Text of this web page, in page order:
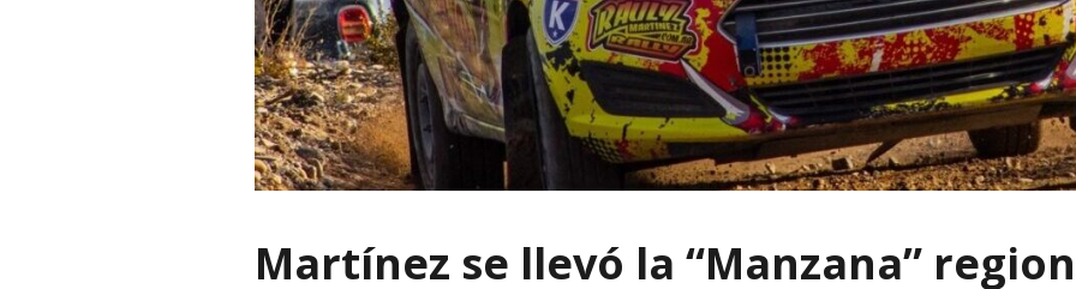
Martínez se llevó la “Manzana”